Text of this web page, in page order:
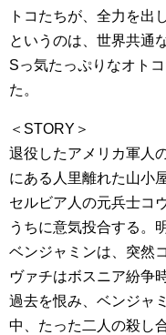
トコたちが、全力を出
というのは、世界共通
Sっ気たっぷりなオト
た。
＜STORY＞
退役したアメリカ軍人
にある人里離れた山小
セルビア人の元兵士コ
うちに意気投合する。
ベンジャミンは、突然
ヴァチはボスニア紛争
過去を恨み、ベンジャ
中、たった二人の殺し